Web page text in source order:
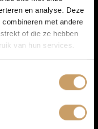
en analyse. Deze
met andere
of die ze hebben
van hun services.